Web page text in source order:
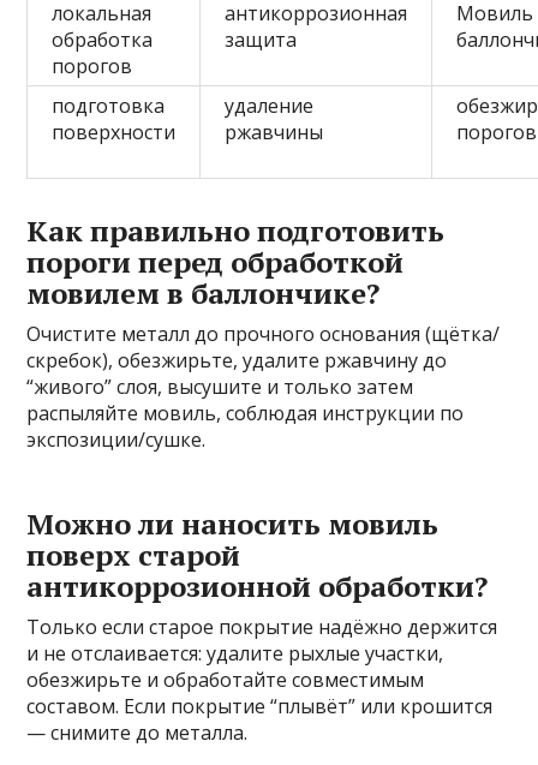
локальная
обработка
порогов
антикоррозионная
защита
Мовиль
подготовка
поверхности
удаление
ржавчины
порогов
Как правильно подготовить
пороги перед обработкой
мовилем в баллончике?
Очистите металл до прочного основания (щётка/
скребок), обезжирьте, удалите ржавчину до
“живого” слоя, высушите и только затем
распыляйте мовиль, соблюдая инструкции по
экспозиции/сушке.
Можно ли наносить мовиль
поверх старой
антикоррозионной обработки?
Только если старое покрытие надёжно держится
и не отслаивается: удалите рыхлые участки,
обезжирьте и обработайте совместимым
составом. Если покрытие “плывёт” или крошится
— снимите до металла.